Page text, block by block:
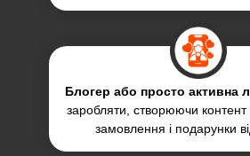
Блогер або просто активна
заробляти, створюючи контент
замовлення і подарунки